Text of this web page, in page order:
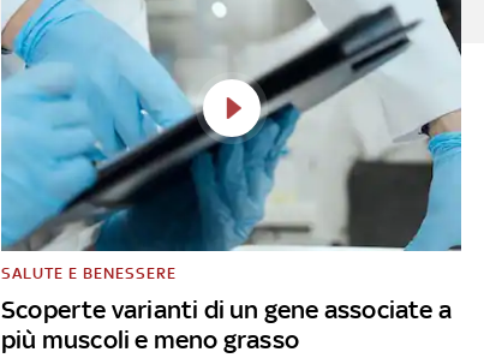
Scoperte varianti di un gene associate a
più muscoli e meno grasso
SALUTE E BENESSERE